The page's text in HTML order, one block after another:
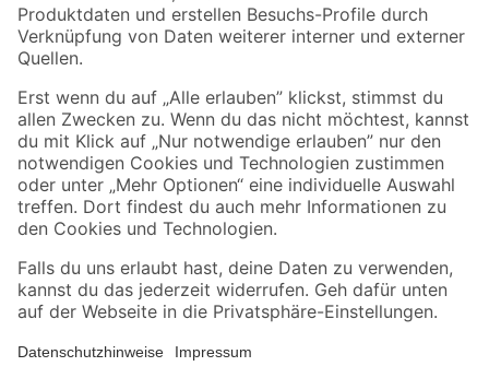
Sicher einkaufen
Jetzt die toom-App herunterladen
Alle Preisangaben in EUR inkl. gesetzl. MwSt.. Die dargestellten Angebote sind unter
Umständen nicht in allen Märkten verfügbar. Die angegebenen Verfügbarkeiten beziehen
Produkte nur solange der Vorrat reicht.
*Paketversand ab 59 € versandkostenfrei, gilt nicht für Artikel mit Speditionsversand, hier